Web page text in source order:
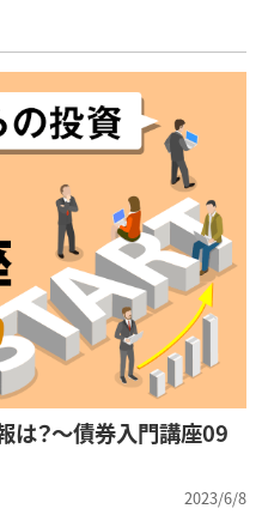
は？～債券入門講座09
2023/6/8